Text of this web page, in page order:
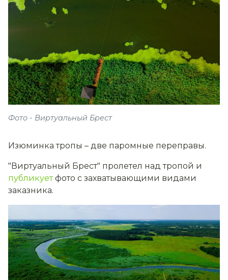
Фото - Виртуальный Брест
Изюминка тропы – две паромные переправы.
"Виртуальный Брест" пролетел над тропой и
публикуетфото с захватывающими видами
заказника.